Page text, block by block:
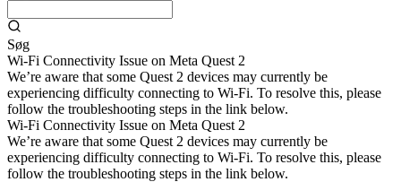
Søg
Wi-Fi Connectivity Issue on Meta Quest 2
We’re aware that some Quest 2 devices may currently be
experiencing difficulty connecting to Wi-Fi. To resolve this, please
follow the troubleshooting steps in the link below.
Wi-Fi Connectivity Issue on Meta Quest 2
We’re aware that some Quest 2 devices may currently be
experiencing difficulty connecting to Wi-Fi. To resolve this, please
follow the troubleshooting steps in the link below.